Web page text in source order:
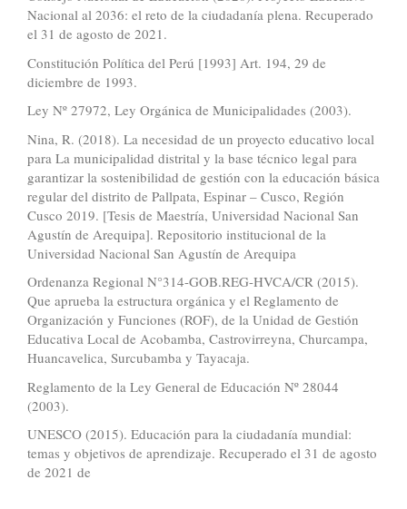
Nacional al 2036: el reto de la ciudadanía plena. Recuperado
el 31 de agosto de 2021.
Constitución Política del Perú [1993] Art. 194, 29 de
diciembre de 1993.
Ley Nº 27972, Ley Orgánica de Municipalidades (2003).
Nina, R. (2018). La necesidad de un proyecto educativo local
para La municipalidad distrital y la base técnico legal para
garantizar la sostenibilidad de gestión con la educación básica
regular del distrito de Pallpata, Espinar – Cusco, Región
Cusco 2019. [Tesis de Maestría, Universidad Nacional San
Agustín de Arequipa]. Repositorio institucional de la
Universidad Nacional San Agustín de Arequipa
Ordenanza Regional N°314-GOB.REG-HVCA/CR (2015).
Que aprueba la estructura orgánica y el Reglamento de
Organización y Funciones (ROF), de la Unidad de Gestión
Educativa Local de Acobamba, Castrovirreyna, Churcampa,
Huancavelica, Surcubamba y Tayacaja.
Reglamento de la Ley General de Educación Nº 28044
(2003).
UNESCO (2015). Educación para la ciudadanía mundial:
temas y objetivos de aprendizaje. Recuperado el 31 de agosto
de 2021 de